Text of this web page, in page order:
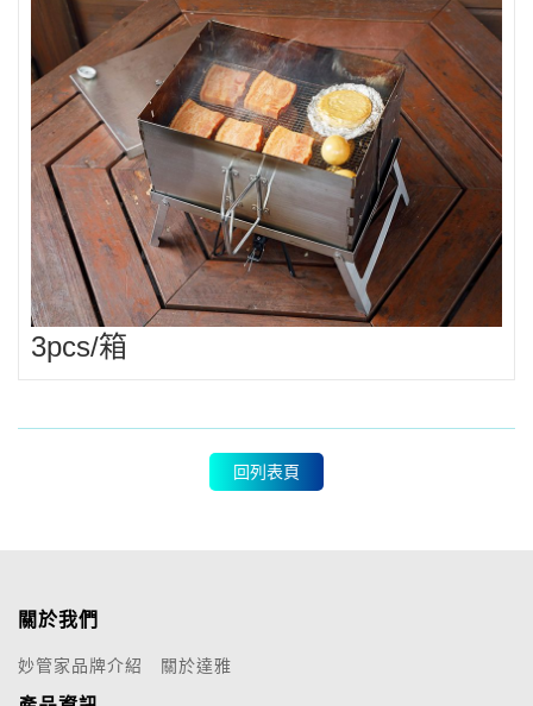
3pcs/箱
回列表頁
關於我們
妙管家品牌介紹 關於達雅